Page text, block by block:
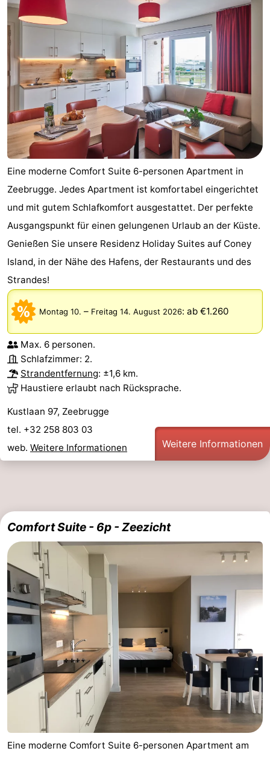
Eine moderne Comfort Suite 6-personen Apartment in
Zeebrugge. Jedes Apartment ist komfortabel eingerichtet
und mit gutem Schlafkomfort ausgestattet. Der perfekte
Ausgangspunkt für einen gelungenen Urlaub an der Küste.
Genießen Sie unsere Residenz Holiday Suites auf Coney
Island, in der Nähe des Hafens, der Restaurants und des
Strandes!
Montag 10. – Freitag 14. August 2026: ab €1.260
Max. 6 personen.
Schlafzimmer: 2.
Strandentfernung: ±1,6 km.
Haustiere erlaubt nach Rücksprache.
Kustlaan 97, Zeebrugge
tel. +32 258 803 03
web. Weitere Informationen Weitere Informationen
Comfort Suite - 6p - Zeezicht
Eine moderne Comfort Suite 6-personen Apartment am